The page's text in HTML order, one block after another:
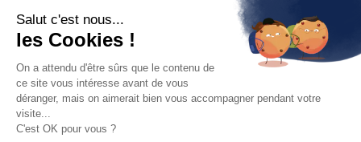
Expertise & innovation
Réalisations
NOUS REJOINDRE
Nos métiers
Etapes de recrutement / FAQ